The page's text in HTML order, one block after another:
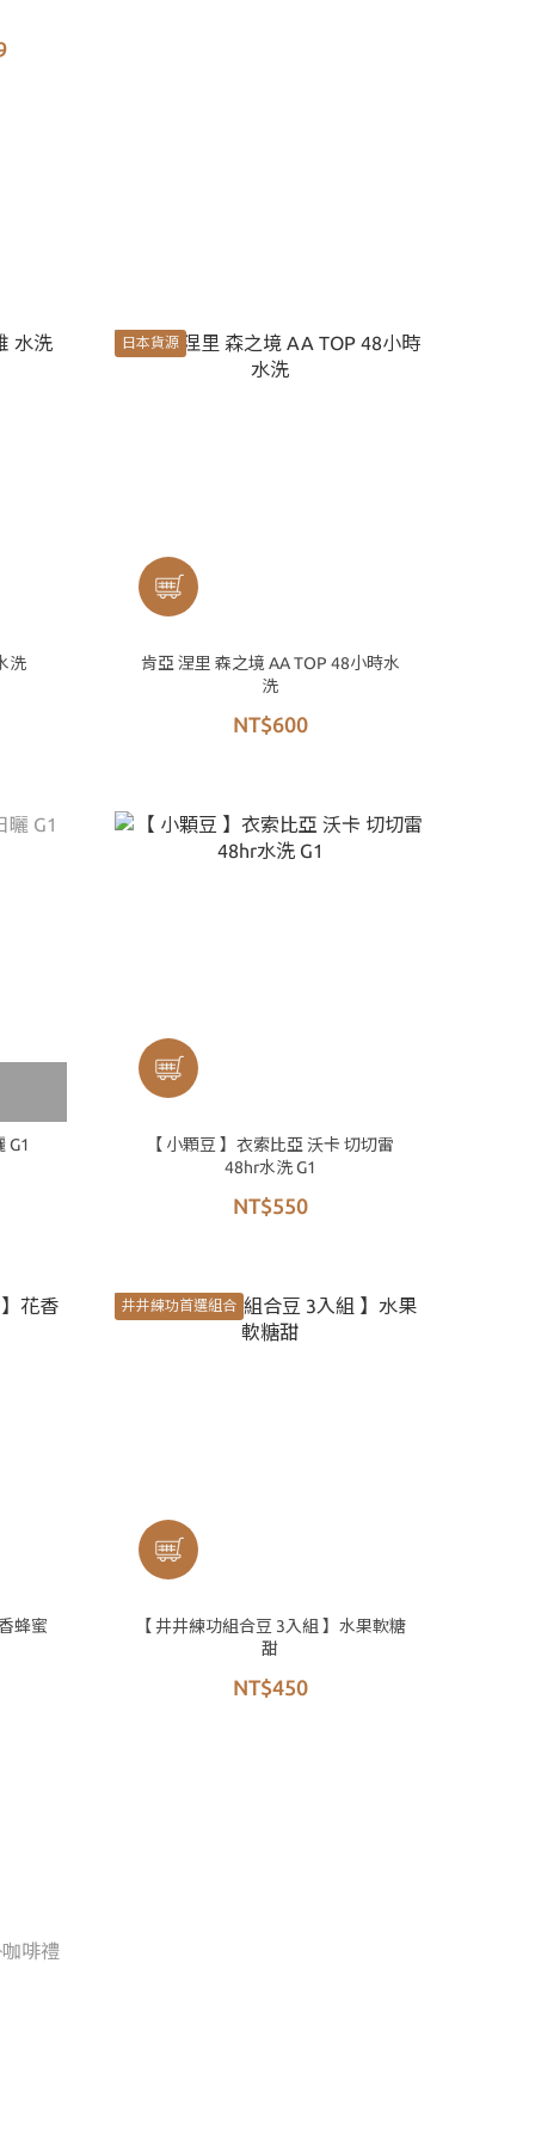
洗
日本貨源
肯亞 涅里 森之境 AA TOP 48小時水
洗
NT$600
G1
【 小顆豆 】衣索比亞 沃卡 切切雷
48hr水洗 G1
NT$550
蜂蜜
井井練功首選組合
【 井井練功組合豆 3入組 】水果軟糖
甜
NT$450